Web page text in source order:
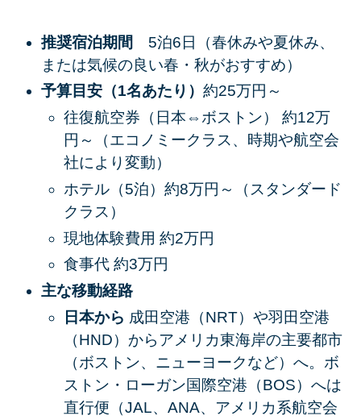
推奨宿泊期間 5泊6日（春休みや夏休み、
または気候の良い春・秋がおすすめ）
予算目安（1名あたり） 約25万円～
往復航空券（日本⇔ボストン） 約12万
円～（エコノミークラス、時期や航空会
社により変動）
ホテル（5泊）約8万円～（スタンダード
クラス）
現地体験費用 約2万円
食事代 約3万円
主な移動経路
日本から 成田空港（NRT）や羽田空港
（HND）からアメリカ東海岸の主要都市
（ボストン、ニューヨークなど）へ。ボ
ストン・ローガン国際空港（BOS）へは
直行便（JAL、ANA、アメリカ系航空会